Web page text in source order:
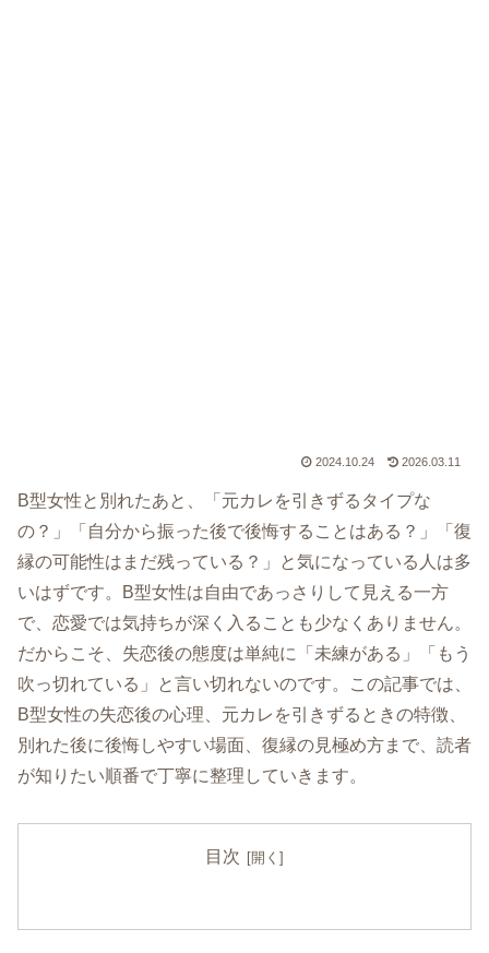
2024.10.24 2026.03.11
B型女性と別れたあと、「元カレを引きずるタイプな
の？」「自分から振った後で後悔することはある？」「復
縁の可能性はまだ残っている？」と気になっている人は多
いはずです。B型女性は自由であっさりして見える一方
で、恋愛では気持ちが深く入ることも少なくありません。
だからこそ、失恋後の態度は単純に「未練がある」「もう
吹っ切れている」と言い切れないのです。この記事では、
B型女性の失恋後の心理、元カレを引きずるときの特徴、
別れた後に後悔しやすい場面、復縁の見極め方まで、読者
が知りたい順番で丁寧に整理していきます。
目次